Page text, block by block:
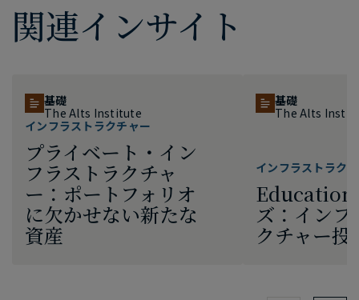
関連インサイト
基礎
The Alts Institute
インフラストラクチャー
プライベート・イン
フラストラクチャ
ー：ポートフォリオ
に欠かせない新たな
資産
基礎
The Alts
インフラストラク
Education
ズ：インフ
クチャー投